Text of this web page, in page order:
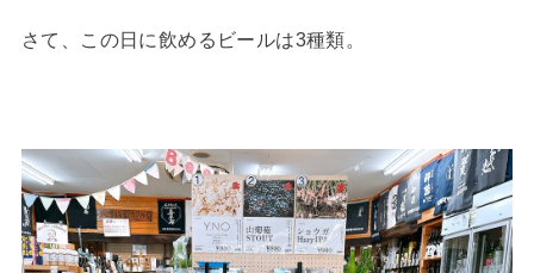
さて、この日に飲めるビールは3種類。